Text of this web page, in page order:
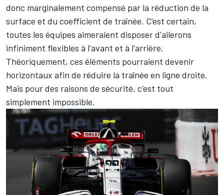
donc marginalement compensé par la réduction de la
surface et du coefficient de traînée. C'est certain,
toutes les équipes aimeraient disposer d'ailerons
infiniment flexibles à l'avant et à l'arrière.
Théoriquement, ces éléments pourraient devenir
horizontaux afin de réduire la traînée en ligne droite.
Mais pour des raisons de sécurité, c'est tout
simplement impossible.